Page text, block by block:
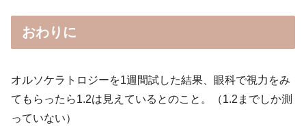
おわりに
オルソケラトロジーを1週間試した結果、眼科で視力をみ
てもらったら1.2は見えているとのこと。（1.2までしか測
っていない）